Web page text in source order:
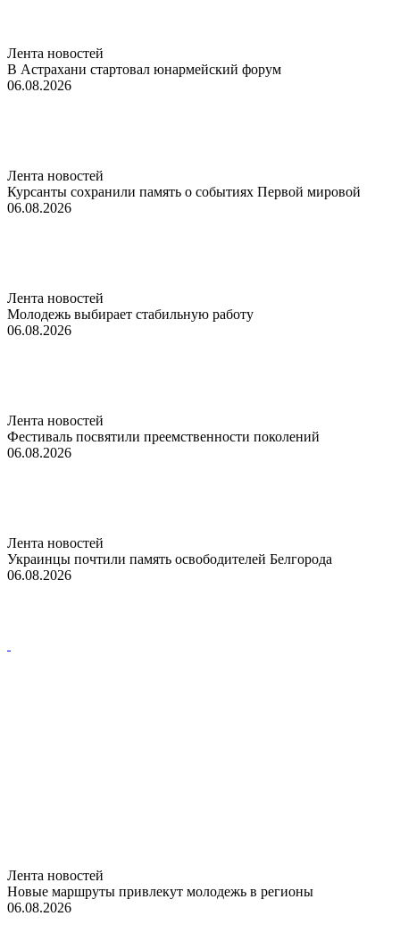
Лента новостей
В Астрахани стартовал юнармейский форум
06.08.2026
Лента новостей
Курсанты сохранили память о событиях Первой мировой
06.08.2026
Лента новостей
Молодежь выбирает стабильную работу
06.08.2026
Лента новостей
Фестиваль посвятили преемственности поколений
06.08.2026
Лента новостей
Украинцы почтили память освободителей Белгорода
06.08.2026
Лента новостей
Новые маршруты привлекут молодежь в регионы
06.08.2026